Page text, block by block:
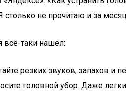
столько не прочитаю и за
всё-таки нашел:
резких звуков, запахов и
головной убор. Даже